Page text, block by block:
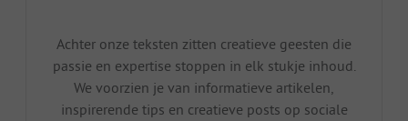
Achter onze teksten zitten creatieve geesten die
passie en expertise stoppen in elk stukje inhoud.
We voorzien je van informatieve artikelen,
inspirerende tips en creatieve posts op sociale